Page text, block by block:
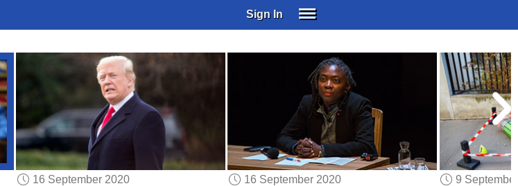
Sign In
SUBSCRIBE
EDUCATIONAL LICENSES
GIFT CARDS
OTHER LANGUAGES
ABOUT US
ALEXA
16 September 2020
16 September 2020
9